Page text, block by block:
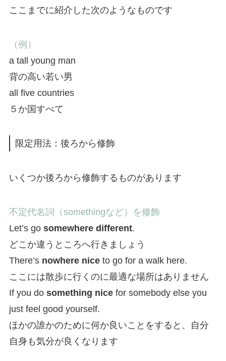
ここまでに紹介した次のようなものです
（例）
a tall young man
背の高い若い男
all five countries
５か国すべて
限定用法：後ろから修飾
いくつか後ろから修飾するものがあります
不定代名詞（somethingなど）を修飾
Let’s go somewhere different.
どこか違うところへ行きましょう
There’s nowhere niceto go for a walk here.
ここには散歩に行くのに最適な場所はありません
If you do something nicefor somebody else you
just feel good yourself.
ほかの誰かのために何か良いことをすると、自分
自身も気分が良くなります